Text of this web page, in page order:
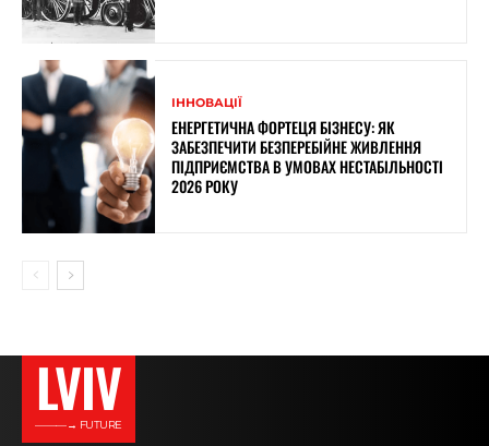
ІННОВАЦІЇ
ЕНЕРГЕТИЧНА ФОРТЕЦЯ БІЗНЕСУ: ЯК
ЗАБЕЗПЕЧИТИ БЕЗПЕРЕБІЙНЕ ЖИВЛЕННЯ
ПІДПРИЄМСТВА В УМОВАХ НЕСТАБІЛЬНОСТІ
2026 РОКУ
LVIV
———→ FUTURE